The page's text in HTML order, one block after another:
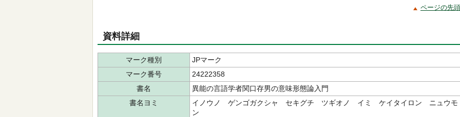
ページの先
資料詳細
マーク種別
JPマーク
マーク番号
24222358
書名
異能の言語学者関口存男の意味形態論入門
書名ヨミ
イノウノ ゲンゴガクシャ セキグチ ツギオノ イミ ケイタイロン ニュウモ
ン